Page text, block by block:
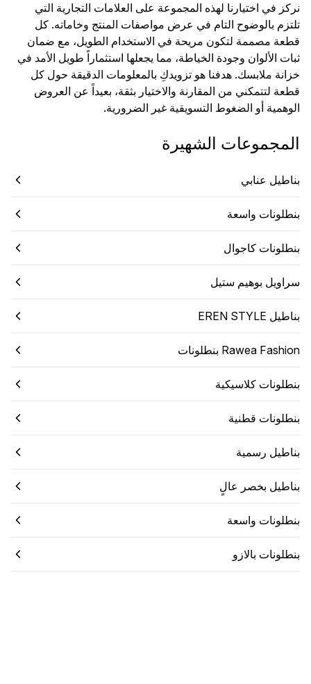
نركز في اختيارنا لهذه المجموعة على العلامات التجارية التي
تلتزم بالوضوح التام في عرض مواصفات المنتج وخاماته. كل
قطعة مصممة لتكون مريحة في الاستخدام الطويل، مع ضمان
ثبات الألوان وجودة الخياطة، مما يجعلها استثماراً طويل الأمد في
خزانة ملابسك. هدفنا هو تزويدكِ بالمعلومات الدقيقة حول كل
قطعة لتتمكني من المقارنة والاختيار بثقة، بعيداً عن العروض
الوهمية أو الضغوط التسويقية غير الضرورية.
المجموعات الشهيرة
بناطيل عنابي
بنطلونات واسعة
بنطلونات كاجوال
سراويل بوهيم ستيل
بناطيل EREN STYLE
Rawea Fashion بنطلونات
بنطلونات كلاسيكية
بنطلونات قطنية
بناطيل رسمية
بناطيل بخصر عالٍ
بنطلونات واسعة
بنطلونات بالازو